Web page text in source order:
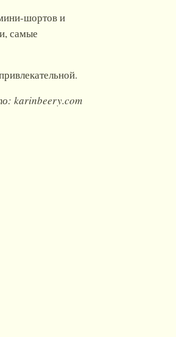
шортов и
самые
karinbeery.com